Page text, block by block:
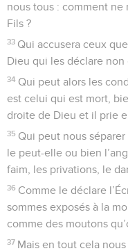
nous tous : comment ne
Fils ?
33 Qui accusera ceux
Dieu qui les déclare non
34 Qui peut alors les
est celui qui est mort,
droite de Dieu et il prie
35 Qui peut nous séparer
le peut-elle ou bien
faim, les privations, le
36 Comme le déclare
sommes exposés à la
comme des moutons
37 Mais en tout cela